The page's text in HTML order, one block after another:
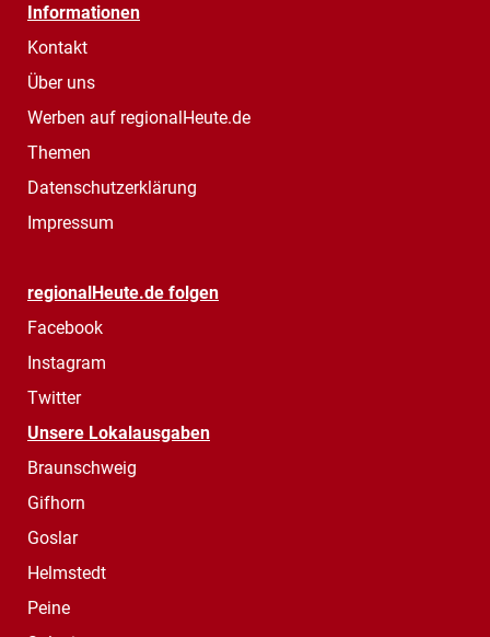
Informationen
Kontakt
Über uns
Werben auf regionalHeute.de
Themen
Datenschutzerklärung
Impressum
regionalHeute.de folgen
Facebook
Instagram
Twitter
Unsere Lokalausgaben
Braunschweig
Gifhorn
Goslar
Helmstedt
Peine